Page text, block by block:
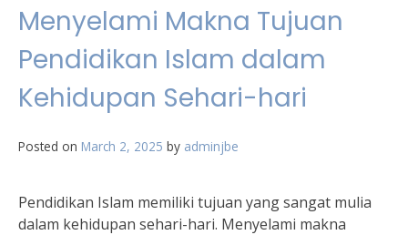
Menyelami Makna Tujuan
Pendidikan Islam dalam
Kehidupan Sehari-hari
Posted on March 2, 2025 by adminjbe
Pendidikan Islam memiliki tujuan yang sangat mulia
dalam kehidupan sehari-hari. Menyelami makna